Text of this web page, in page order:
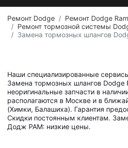
Ремонт Dodge
Ремонт Dodge Ram
Ремонт тормозной системы
Замена тормозных шлангов
Наши специализированные
Замена тормозных шлангов Dodge
неоригинальные запчасти в
располагаются в Москве и в
(Химки, Балашиха). Гарантия
Скидки постоянным клиентам.
Додж РАМ: низкие цены.